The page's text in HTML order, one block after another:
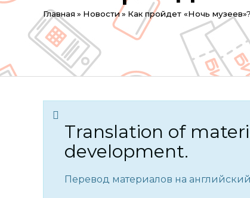
You
are
here
Главная » Новости» Как пройдет «Ночь музеев»?
Translation of
development.
Перевод материалов на